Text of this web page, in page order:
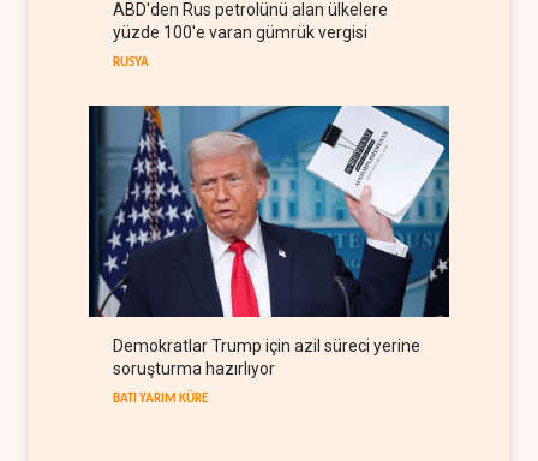
The Guardian: Trump’ın İran
stratejisi alay konusu oldu
ABD'den Rus petrolünü alan ülkelere
yüzde 100'e varan gümrük vergisi
RUSYA
Demokratlar Trump için azil süreci yerine
soruşturma hazırlıyor
BATI YARIM KÜRE